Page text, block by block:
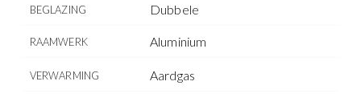
BEGLAZING Dubbele
RAAMWERK Aluminium
VERWARMING Aardgas